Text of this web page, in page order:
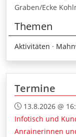
Graben/Ecke
Themen
Aktivitäten ·
Termine
13.8.2026 @
Infotisch und
Anrainerinnen